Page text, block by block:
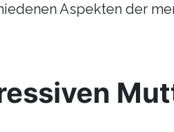
Aspekten der